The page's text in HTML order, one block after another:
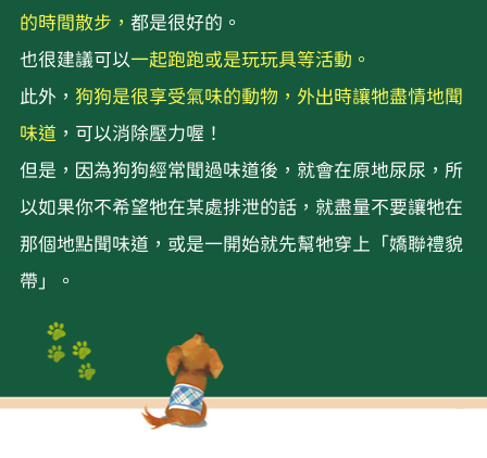
的時間散步， 都是很好的。
也很建議可以一起跑跑或是玩玩具等活動。
此外， 狗狗是很享受氣味的動物，外出時讓牠盡情地聞
味道 ，可以消除壓力喔！
但是，因為狗狗經常聞過味道後，就會在原地尿尿，所
以如果你不希望牠在某處排泄的話，就盡量不要讓牠在
那個地點聞味道，或是一開始就先幫牠穿上「嬌聯禮貌
帶」。